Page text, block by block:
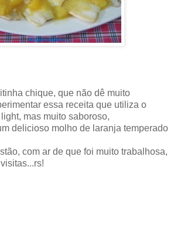
chique, que não dê muito
essa receita que utiliza o
mas muito saboroso,
delicioso molho de laranja temperado
com ar de que foi muito trabalhosa,